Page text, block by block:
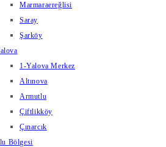
Marmaraereğlisi
Saray
Şarköy
1-Yalova Merkez
Altınova
Armutlu
Çiftlikköy
Çınarcık
Bölgesi